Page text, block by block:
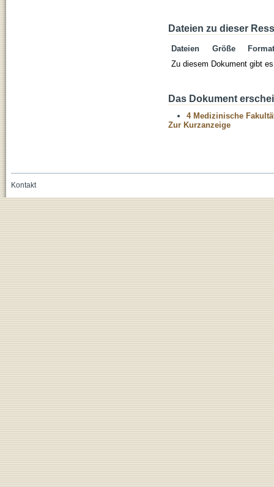
Dateien zu dieser
Dateien Größe
Format
Zu diesem Dokument gibt
Das Dokument
4 Medizinische
Zur Kurzanzeige
Kontakt